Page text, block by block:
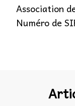
Association
Numéro de